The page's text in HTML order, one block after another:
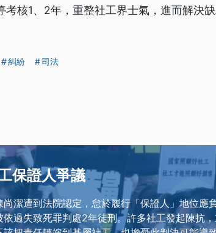
考核1、2年，重整社工界士氣，進而解決缺
糾紛 司法
保證人爭議
尚潔遭到法院認定，怠於履行「保證人」地位應
依過失致死罪判處2年徒刑。許多社工發起陳抗